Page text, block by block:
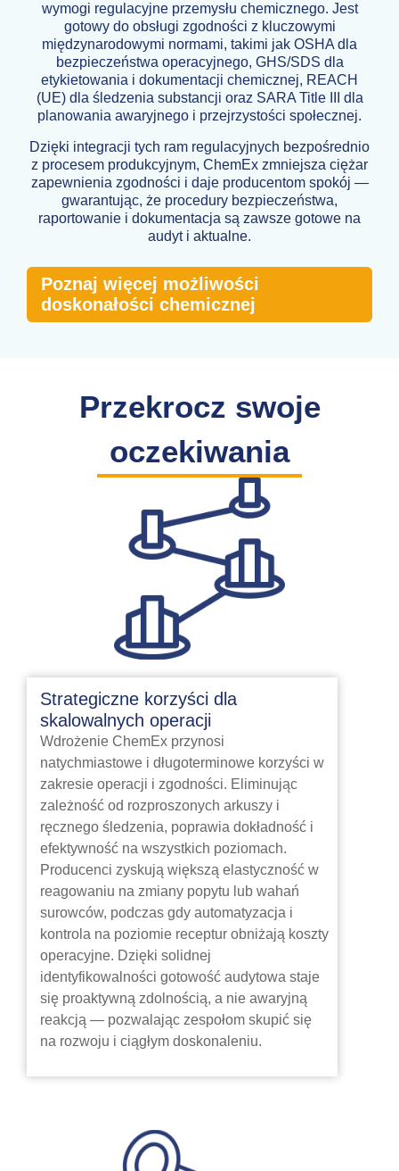
wymogi regulacyjne przemysłu chemicznego. Jest
gotowy do obsługi zgodności z kluczowymi
międzynarodowymi normami, takimi jak OSHA dla
bezpieczeństwa operacyjnego, GHS/SDS dla
etykietowania i dokumentacji chemicznej, REACH
(UE) dla śledzenia substancji oraz SARA Title III dla
planowania awaryjnego i przejrzystości społecznej.
Dzięki integracji tych ram regulacyjnych bezpośrednio
z procesem produkcyjnym, ChemEx zmniejsza ciężar
zapewnienia zgodności i daje producentom spokój —
gwarantując, że procedury bezpieczeństwa,
raportowanie i dokumentacja są zawsze gotowe na
audyt i aktualne.
Poznaj więcej możliwości
doskonałości chemicznej
Przekrocz swoje
oczekiwania
Strategiczne korzyści dla
skalowalnych operacji
Wdrożenie ChemEx przynosi
natychmiastowe i długoterminowe korzyści w
zakresie operacji i zgodności. Eliminując
zależność od rozproszonych arkuszy i
ręcznego śledzenia, poprawia dokładność i
efektywność na wszystkich poziomach.
Producenci zyskują większą elastyczność w
reagowaniu na zmiany popytu lub wahań
surowców, podczas gdy automatyzacja i
kontrola na poziomie receptur obniżają koszty
operacyjne. Dzięki solidnej
identyfikowalności gotowość audytowa staje
się proaktywną zdolnością, a nie awaryjną
reakcją — pozwalając zespołom skupić się
na rozwoju i ciągłym doskonaleniu.